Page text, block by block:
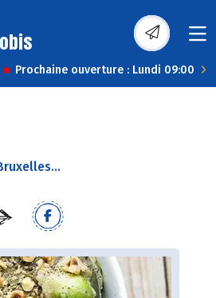
Prochaine ouverture : Lundi 09:00